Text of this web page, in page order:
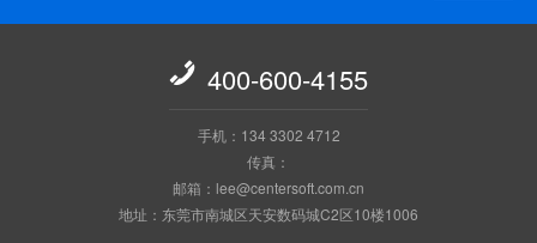
 400-600-4155
手机：134 3302 4712
传真：
邮箱：lee@centersoft.com.cn
地址：东莞市南城区天安数码城C2区10楼1006